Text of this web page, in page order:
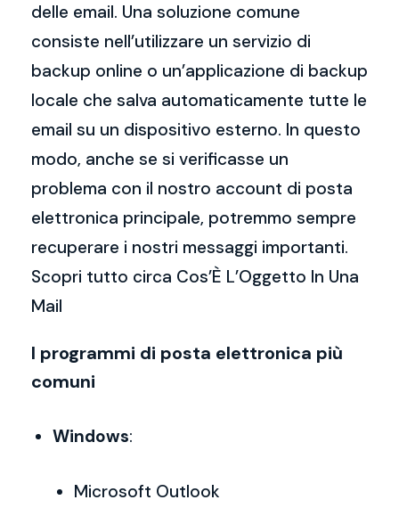
delle email. Una soluzione comune
consiste nell’utilizzare un servizio di
backup online o un’applicazione di backup
locale che salva automaticamente tutte le
email su un dispositivo esterno. In questo
modo, anche se si verificasse un
problema con il nostro account di posta
elettronica principale, potremmo sempre
recuperare i nostri messaggi importanti.
Scopri tutto circa Cos’È L’Oggetto In Una
Mail
I programmi di posta elettronica più
comuni
Windows:
Microsoft Outlook